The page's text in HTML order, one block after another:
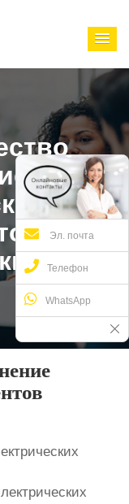
Эл. почта
Телефон
WhatsApp